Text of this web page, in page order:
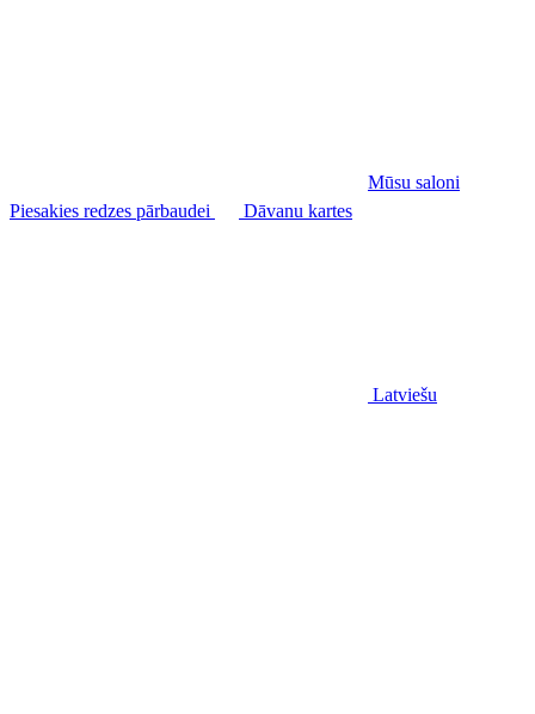
Mūsu saloni
Piesakies redzes pārbaudei
Dāvanu kartes
Latviešu